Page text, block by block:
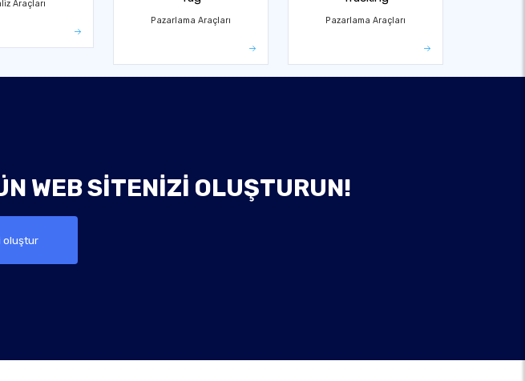
Araçları
Pazarlama Araçları Pazarlama Araçları
WEB SITENIZI OLUŞTURUN!
oluştur